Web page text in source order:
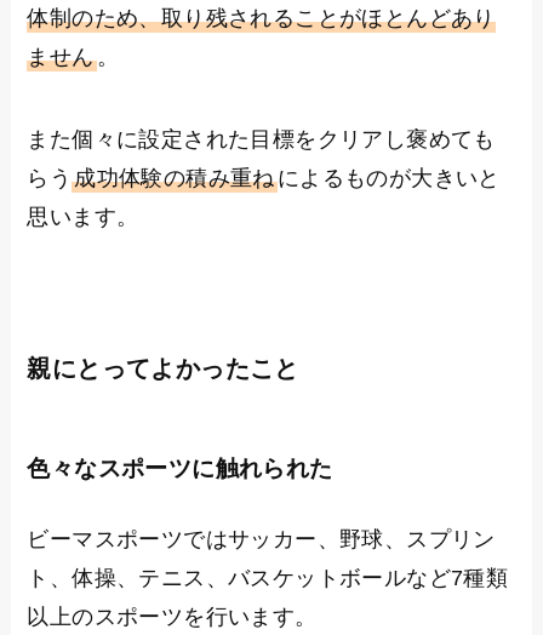
体制のため、取り残されることがほとんどあり
ません。
また個々に設定された目標をクリアし褒めても
らう成功体験の積み重ねによるものが大きいと
思います。
親にとってよかったこと
色々なスポーツに触れられた
ビーマスポーツではサッカー、野球、スプリン
ト、体操、テニス、バスケットボールなど7種類
以上のスポーツを行います。